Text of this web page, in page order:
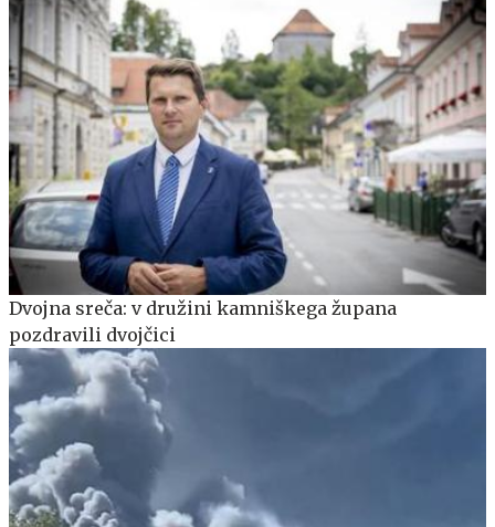
Dvojna sreča: v družini kamniškega župana
pozdravili dvojčici